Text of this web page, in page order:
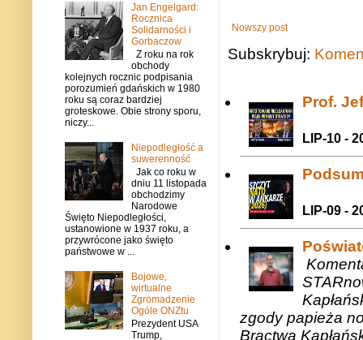
Nowszy post
Subskrybuj:
Prof.
LIP-10 -
LIP-09 -
zgody papieża
Bractwa
Jan Engelgard:
Rocznica
Solidarności i
Gorbaczow
Z roku na rok
obchody
kolejnych rocznic podpisania
porozumień gdańskich w 1980
roku są coraz bardziej
groteskowe. Obie strony sporu,
niczy...
Niepodległość a
suwerenność
Jak co roku w
dniu 11 listopada
obchodzimy
Narodowe
Święto Niepodległości,
ustanowione w 1937 roku, a
przywrócone jako święto
państwowe w ...
Bojowe,
wirtualne
Zgromadzenie
Ogóle ONZtu
Prezydent USA
Trump,